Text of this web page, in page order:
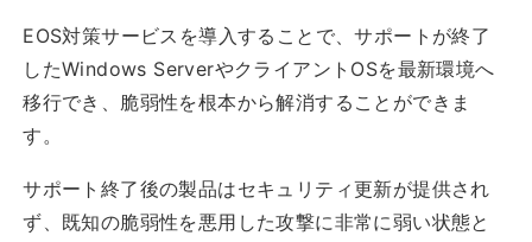
EOS対策サービスを導入することで、サポートが終了
したWindows ServerやクライアントOSを最新環境へ
移行でき、脆弱性を根本から解消することができま
す。
サポート終了後の製品はセキュリティ更新が提供され
ず、既知の脆弱性を悪用した攻撃に非常に弱い状態と